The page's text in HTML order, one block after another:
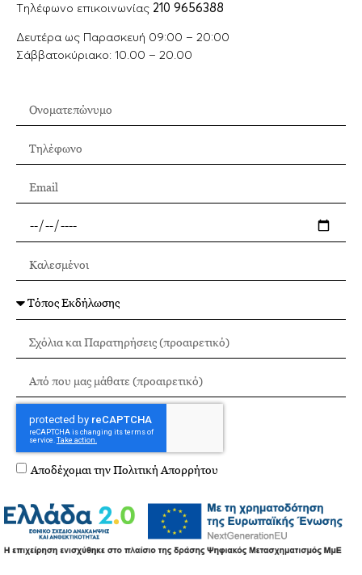
Tηλέφωνο επικοινωνίας 210 9656388
Δευτέρα ως Παρασκευή 09:00 – 20:00
Σάββατοκύριακο: 10.00 – 20.00
Αποδέχομαι τηνΠολιτική Απορρήτου